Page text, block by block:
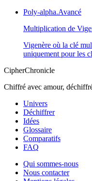
Poly-alpha.Avancé
Multiplication de
Vigenère où la clé
uniquement pour les
CipherChronicle
Chiffré avec amour,
Univers
Déchiffrer
Idées
Glossaire
Comparatifs
FAQ
Qui sommes-nous
Nous contacter